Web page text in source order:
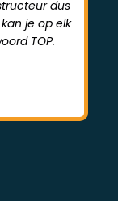
dus
je op elk
TOP.